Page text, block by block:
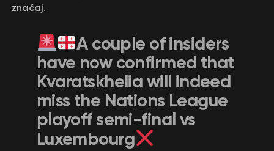
značaj.
A couple of insiders
have now confirmed that
Kvaratskhelia will indeed
miss the Nations League
playoff semi-final vs
Luxembourg